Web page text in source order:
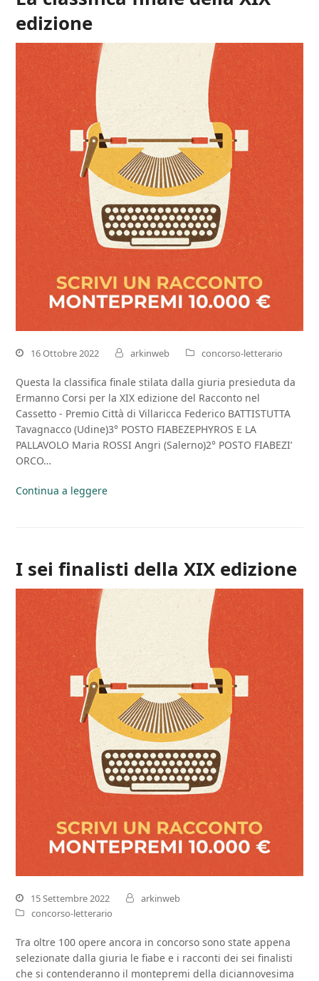
edizione
16 Ottobre 2022 arkinweb concorso-letterario
Questa la classifica finale stilata dalla giuria presieduta da
Ermanno Corsi per la XIX edizione del Racconto nel
Cassetto - Premio Città di Villaricca Federico BATTISTUTTA
Tavagnacco (Udine)3° POSTO FIABEZEPHYROS E LA
PALLAVOLO Maria ROSSI Angri (Salerno)2° POSTO FIABEZI’
ORCO…
Continua a leggere
I sei finalisti della XIX edizione
15 Settembre 2022
arkinweb
concorso-letterario
Tra oltre 100 opere ancora in concorso sono state appena
selezionate dalla giuria le fiabe e i racconti dei sei finalisti
che si contenderanno il montepremi della diciannovesima